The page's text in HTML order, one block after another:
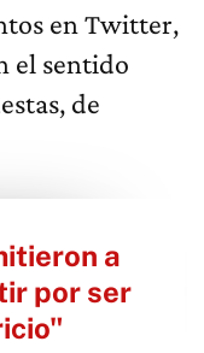
en Twitter,
el sentido
de
a
por ser